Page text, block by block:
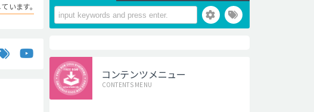
います。
コンテンツメニュー
CONTENTS MENU